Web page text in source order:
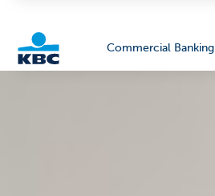
Commercial Banking